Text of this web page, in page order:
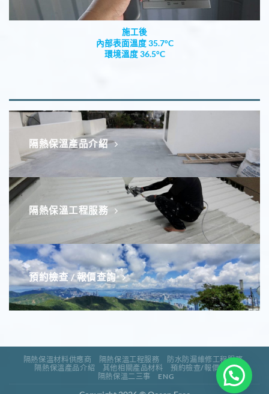
施工後
內部表面溫度 35.7°C
環境溫度 36.5°C
隔熱保溫產品介紹
隔熱保溫工程服務
預約檢查 / 報價查詢
隔熱保溫材料供應商 隔熱保溫工程服務
防水防漏維修工程服務
隔熱保溫產品介紹
其他相關產品材料
預約檢查/報價查詢
隔熱保溫二三事
ENG